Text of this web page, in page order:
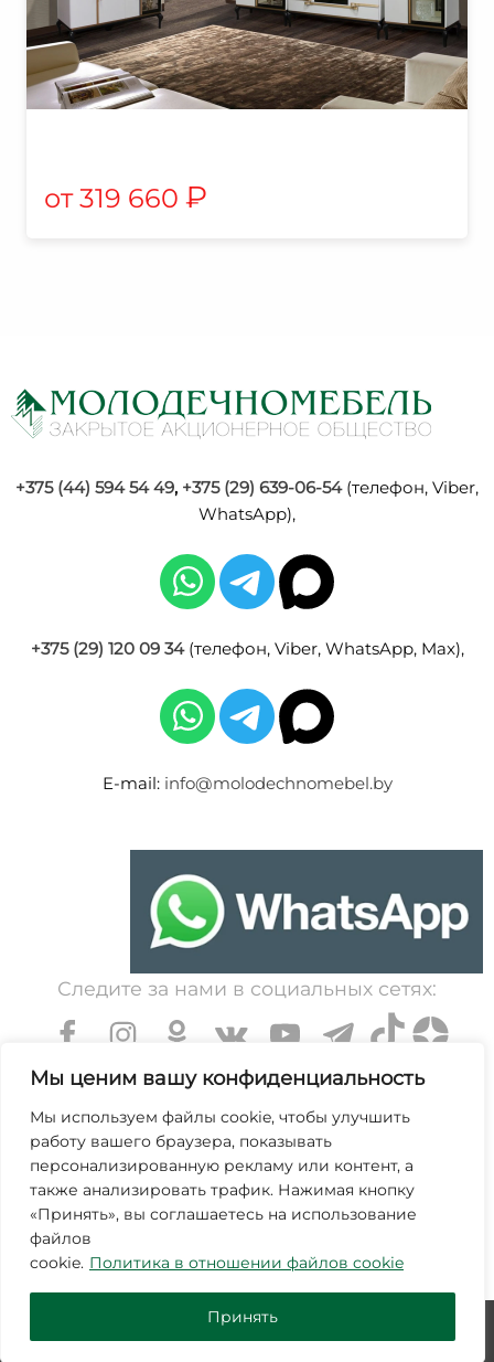
Мы ценим вашу конфиденциальность
Мы используем файлы cookie, чтобы улучшить
работу вашего браузера, показывать
персонализированную рекламу или контент, а
также анализировать трафик. Нажимая кнопку
«Принять», вы соглашаетесь на использование
файлов
cookie. Политика в отношении файлов cookie
Принять
319 660 ₽
+375 (44) 594 54 49, +375 (29) 639-06-54(телефон, Viber,
WhatsApp),
+375 (29) 120 09 34(телефон, Viber, WhatsApp, Max),
E-mail: info@molodechnomebel.by
Следите за нами в социальных сетях:
УНП 600203065. Свидетельство о государственной
регистрации № 364 от 7 декабря 1999 выдано
Минским областным исполнительным комитетом.
Зарегистрирован в торговом реестре Республики
Беларусь №463845 от 25 октября 2019г.
© ЗАО "Молодечномебель" 2026
Дизайн и продвижение -SmartVostok